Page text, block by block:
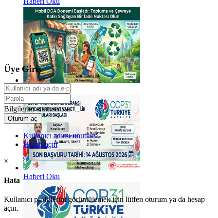
Haberi Oku
Haberi Oku
Üye Giriş
Bilgilerim anımsansın
Oturum aç
Kullanıcı adımı unuttum.
Hesap açın
×
Hata
Kullanıcı profillerini görüntülemek için lütfen oturum ya da hesap
açın.